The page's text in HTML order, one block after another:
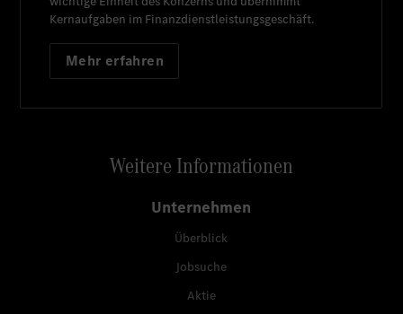
Kernaufgaben im Finanzdienstleistungsgeschäft.
Mehr erfahren
Weitere Informationen
Unternehmen
Überblick
Jobsuche
Aktie